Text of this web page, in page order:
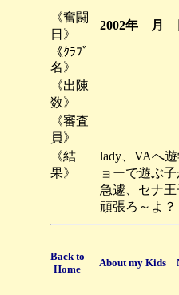
《奮闘
日》
2002年 月
《ｸﾗﾌﾞ
名》
《出陳
数》
《審査
員》
《結
果》
lady、VAへ
ョーで遊ぶ子
急遽、セナ
頑張ろ～よ？
Back to
Home
About my Kids